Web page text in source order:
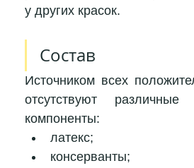
у других красок.
Состав
Источником всех
отсутствуют различные
компоненты:
латекс;
консерванты;